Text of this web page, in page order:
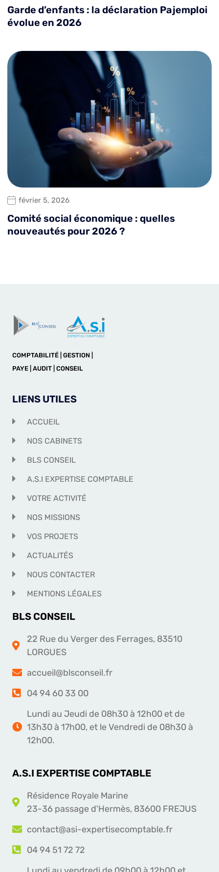
Garde d’enfants : la déclaration Pajemploi
évolue en 2026
février 5, 2026
Comité social économique : quelles
nouveautés pour 2026 ?
COMPTABILITÉ | GESTION |
PAYE | AUDIT | CONSEIL
LIENS UTILES
ACCUEIL
NOS CABINETS
BLS CONSEIL
A.S.I EXPERTISE COMPTABLE
VOTRE ACTIVITÉ
NOS MISSIONS
VOS PROJETS
ACTUALITÉS
NOUS CONTACTER
MENTIONS LÉGALES
BLS CONSEIL
22 Rue du Verger des Ferrages, 83510
LORGUES
accueil@blsconseil.fr
04 94 60 33 00
Lundi au Jeudi de 08h30 à 12h00 et de
13h30 à 17h00, et le Vendredi de 08h30 à
12h00.
A.S.I EXPERTISE COMPTABLE
Résidence Royale Marine
23-36 passage d'Hermès, 83600 FREJUS
contact@asi-expertisecomptable.fr
04 94 51 72 72